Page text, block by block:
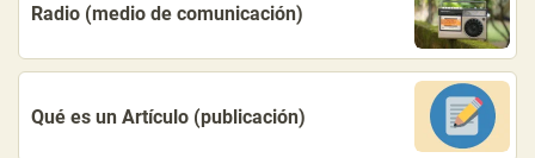
Radio (medio de comunicación)
Qué es un Artículo (publicación)